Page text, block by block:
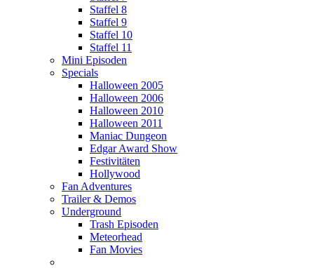
Staffel 8
Staffel 9
Staffel 10
Staffel 11
Mini Episoden
Specials
Halloween 2005
Halloween 2006
Halloween 2010
Halloween 2011
Maniac Dungeon
Edgar Award Show
Festivitäten
Hollywood
Fan Adventures
Trailer & Demos
Underground
Trash Episoden
Meteorhead
Fan Movies